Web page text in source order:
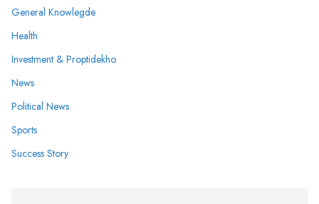
General Knowlegde
Health
Investment & Proptidekho
News
Political News
Sports
Success Story